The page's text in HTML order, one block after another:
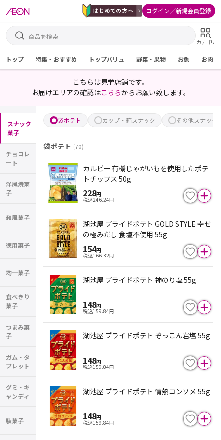
ログイン／新規会員登録
カテゴリ
トップ 特集・おすすめ トップバリュ 野菜・果物 お魚 お肉
こちらは見学店舗です。
お届けエリアの確認はこちらからお願い致します。
スナック
菓子
チョコレ
ート
洋風焼菓
子
和風菓子
徳用菓子
均一菓子
食べきり
菓子
つまみ菓
子
ガム・タ
ブレット
グミ・キ
ャンディ
駄菓子
袋ポテト カップ・箱スナック その他スナック
袋ポテト (70)
カルビー 有機じゃがいもを使用したポテ
トチップス 50g
228円
税込246.24円
湖池屋 プライドポテト GOLD STYLE 幸せ
の極みだし 食塩不使用 55g
154円
税込166.32円
湖池屋 プライドポテト 神のり塩 55g
148円
税込159.84円
湖池屋 プライドポテト ぞっこん岩塩 55g
148円
税込159.84円
湖池屋 プライドポテト 情熱コンソメ 55g
148円
税込159.84円